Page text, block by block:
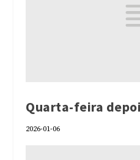
Quarta-feira
2026-01-06